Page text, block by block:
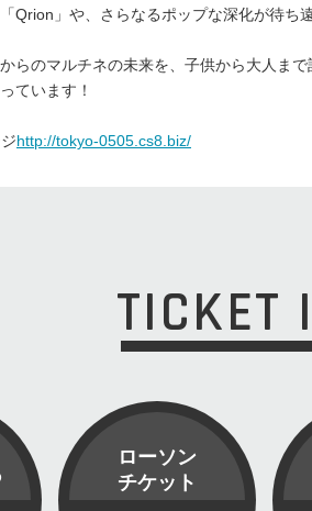
Qrion」や、さらなるポップな深化が待ち
らのマルチネの未来を、子供から大人ま
ています！
http://tokyo-0505.cs8.biz/
TICKET
ローソン
チケット